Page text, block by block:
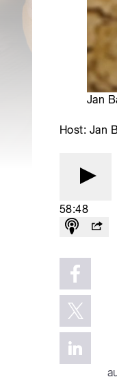
Jan
Host: Jan
58:48